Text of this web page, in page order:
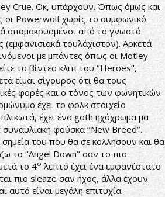
Crue. Οκ, υπάρχουν. Όπως όμως και
οι Powerwolf χωρίς το συμφωνικό
απομακρυσμένοι από το γνωστό
(εμφανισιακά τουλάχιστον). Αρκετά
με μπάντες όπως οι Motley
το βίντεο κλιπ του ‘’Heroes’’,
είμαι σίγουρος ότι θα τους
φορές και ο τόνος των φωνητικών
έχει το φολκ στοιχείο
έχει ένα goth ηχόχρωμα μα
φούσκα ‘’New Breed’’.
σημεία του που θα σε κολλήσουν και θα
το ‘’Angel Down’’ σαν το πιο
το 4ο λεπτό έχει ένα εμφανέστατο
πιο sleaze σαν ήχος, άλλα έχουν
είναι μεγάλη επιτυχία.